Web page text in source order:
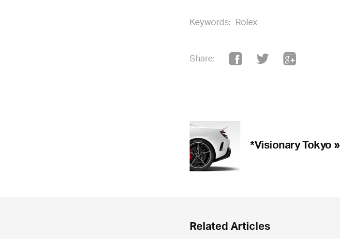
Keywords: Rolex
Share:
*Visionary Tokyo »
Related Articles